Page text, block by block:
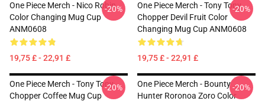
One Piece Merch - Nico Robin
Color Changing Mug Cup
ANM0608
19,75 £ - 22,91 £
-20%
One Piece Merch - Tony Tony
Chopper Devil Fruit Color
Changing Mug Cup ANM0608
19,75 £ - 22,91 £
-20%
One Piece Merch - Tony Tony
Chopper Coffee Mug Cup
-20%
One Piece Merch - Bounty
Hunter Roronoa Zoro Color
-20%